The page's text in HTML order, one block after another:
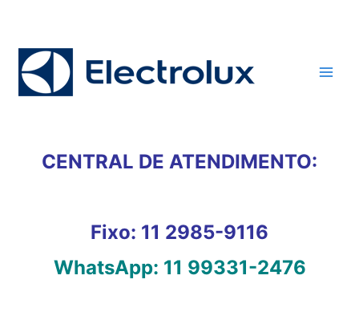
conteúdo
CENTRAL DE ATENDIMENTO:
Fixo: 11 2985-9116
WhatsApp: 11 99331-2476